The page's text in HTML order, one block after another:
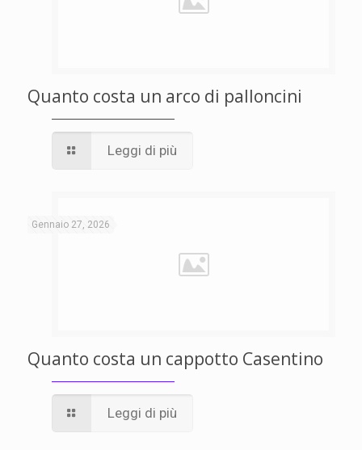
Quanto costa un arco di palloncini
Leggi di più
Gennaio 27, 2026
Quanto costa un cappotto Casentino
Leggi di più